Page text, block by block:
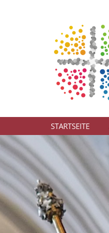
STARTSEITE